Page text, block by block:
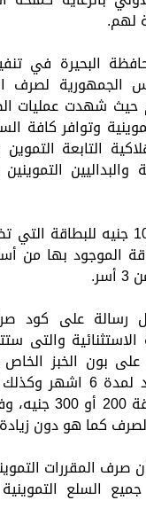
لهم.
البحيرة في
الجمهورية لصرف
حيث شهدت عمليات
وتوافر كافة
التابعة
حيث تم إضافة 100 جنيه
الموجود بها من
رسالة على كود
الاستثنائية والتى
جنيه على بون الخبز
الخاصة بالمستفيد
البطاقات
كما هو دون
جميع السلع